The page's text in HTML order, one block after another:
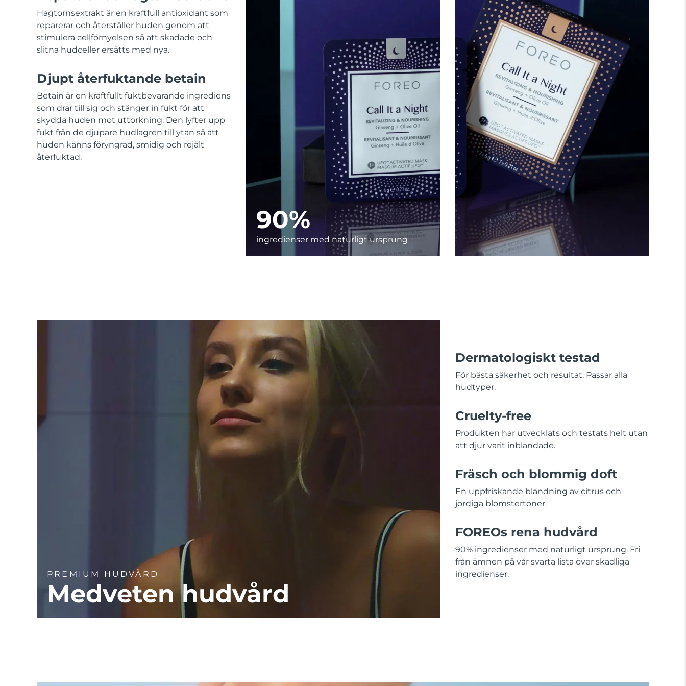
Hagtornsextrakt är en kraftfull antioxidant som
reparerar och återställer huden genom att
stimulera cellförnyelsen så att skadade och
slitna hudceller ersätts med nya.
Djupt återfuktande betain
Betain är en kraftfullt fuktbevarande ingrediens
som drar till sig och stänger in fukt för att
skydda huden mot uttorkning. Den lyfter upp
fukt från de djupare hudlagren till ytan så att
huden känns föryngrad, smidig och rejält
återfuktad.
90%
ingredienser med naturligt ursprung
PREMIUM HUDVÅRD
Medveten hudvård
Dermatologiskt testad
För bästa säkerhet och resultat. Passar alla
hudtyper.
Cruelty-free
Produkten har utvecklats och testats helt utan
att djur varit inblandade.
Fräsch och blommig doft
En uppfriskande blandning av citrus och
jordiga blomstertoner.
FOREOs rena hudvård
90% ingredienser med naturligt ursprung. Fri
från ämnen på vår svarta lista över skadliga
ingredienser.
All acne treatment devices
All revitalizing eye massagers
KIWI™-hudvård
Advanced pore care essentials
Serum
For healthy hair
issa™ Teeth Whitening Gel
18% PAP
Kosmetika
Man
Handla allt
FOREO APP